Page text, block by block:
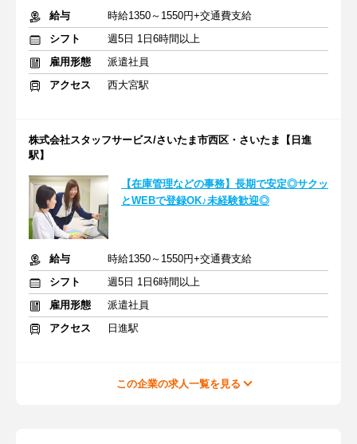
給与
時給1350～1550円+交通費支給
シフト
週5日 1日6時間以上
雇用形態
派遣社員
アクセス
西大宮駅
株式会社スタッフサービス/さいたま市西区・さいたま【日進
駅】
【在庫管理などの事務】長期で安定◎サクッ
とWEBで登録OK♪未経験歓迎◎
給与
時給1350～1550円+交通費支給
シフト
週5日 1日6時間以上
雇用形態
派遣社員
アクセス
日進駅
この企業の求人一覧を見る